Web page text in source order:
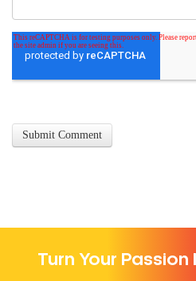
Turn Your